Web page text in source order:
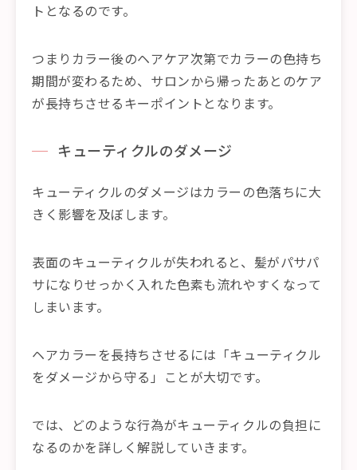
トとなるのです。
つまりカラー後のヘアケア次第でカラーの色持ち
期間が変わるため、サロンから帰ったあとのケア
が長持ちさせるキーポイントとなります。
キューティクルのダメージ
キューティクルのダメージはカラーの色落ちに大
きく影響を及ぼします。
表面のキューティクルが失われると、髪がパサパ
サになりせっかく入れた色素も流れやすくなって
しまいます。
ヘアカラーを長持ちさせるには「キューティクル
をダメージから守る」ことが大切です。
では、どのような行為がキューティクルの負担に
なるのかを詳しく解説していきます。